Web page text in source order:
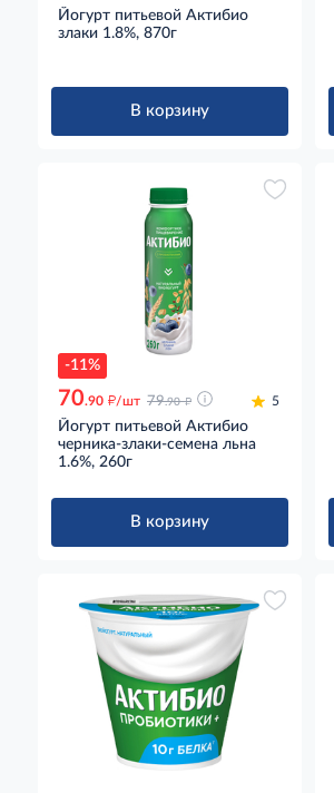
Йогурт питьевой Актибио
злаки 1.8%, 870г
В корзину
-11%
70.90 д/шт 79.90 д 5
Йогурт питьевой Актибио
черника-злаки-семена льна
1.6%, 260г
В корзину